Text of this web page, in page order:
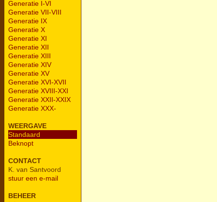
Generatie I-VI
Generatie VII-VIII
Generatie IX
Generatie X
Generatie XI
Generatie XII
Generatie XIII
Generatie XIV
Generatie XV
Generatie XVI-XVII
Generatie XVIII-XXI
Generatie XXII-XXIX
Generatie XXX-
WEERGAVE
Standaard
Beknopt
CONTACT
K. van Santvoord
stuur een e-mail
BEHEER